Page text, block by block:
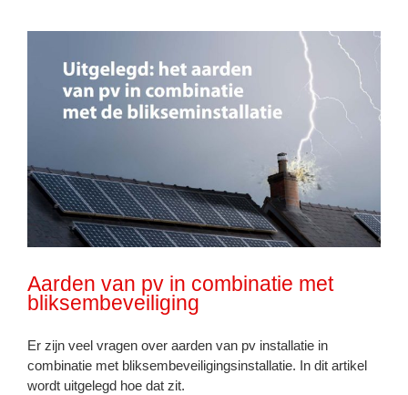
Aarden van pv in combinatie met
bliksembeveiliging
Er zijn veel vragen over aarden van pv installatie in
combinatie met bliksembeveiligingsinstallatie. In dit artikel
wordt uitgelegd hoe dat zit.